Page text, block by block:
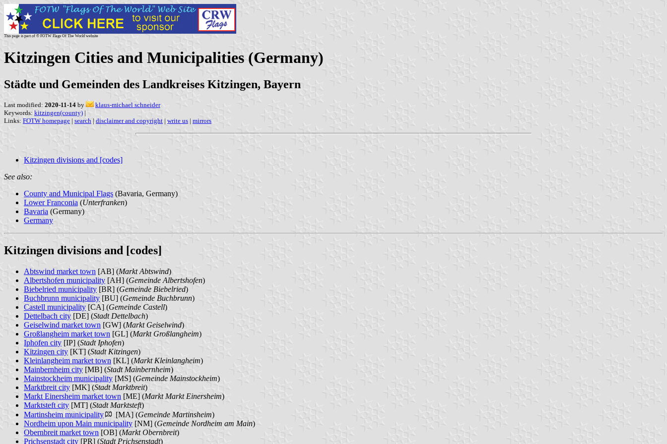
This page is part of © FOTW Flags Of The World website
Kitzingen Cities and Municipalities (Germany)
Städte und Gemeinden des Landkreises Kitzingen, Bayern
Last modified: 2020-11-14 by
klaus-michael schneider
Keywords: kitzingen(county) |
Links: FOTW homepage | search | disclaimer and copyright | write us | mirrors
Kitzingen divisions and [codes]
See also:
County and Municipal Flags (Bavaria, Germany)
Lower Franconia (Unterfranken)
Bavaria (Germany)
Germany
Kitzingen divisions and [codes]
Abtswind market town [AB] (Markt Abtswind)
Albertshofen municipality [AH] (Gemeinde Albertshofen)
Biebelried municipality [BR] (Gemeinde Biebelried)
Buchbrunn municipality [BU] (Gemeinde Buchbrunn)
Castell municipality [CA] (Gemeinde Castell)
Dettelbach city [DE] (Stadt Dettelbach)
Geiselwind market town [GW] (Markt Geiselwind)
Großlangheim market town [GL] (Markt Großlangheim)
Iphofen city [IP] (Stadt Iphofen)
Kitzingen city [KT] (Stadt Kitzingen)
Kleinlangheim market town [KL] (Markt Kleinlangheim)
Mainbernheim city [MB] (Stadt Mainbernheim)
Mainstockheim municipality [MS] (Gemeinde Mainstockheim)
Marktbreit city [MK] (Stadt Marktbreit)
Markt Einersheim market town [ME] (Markt Markt Einersheim)
Marktsteft city [MT] (Stadt Marktsteft)
Martinsheim municipality
[MA] (Gemeinde Martinsheim)
Nordheim upon Main municipality [NM] (Gemeinde Nordheim am Main)
Obernbreit market town [OB] (Markt Obernbreit)
Prichsenstadt city [PR] (Stadt Prichsenstadt)